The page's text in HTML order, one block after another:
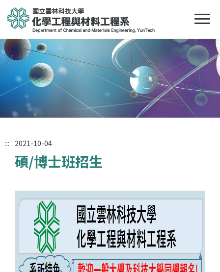
::: 2021-10-04
碩/博士班招生